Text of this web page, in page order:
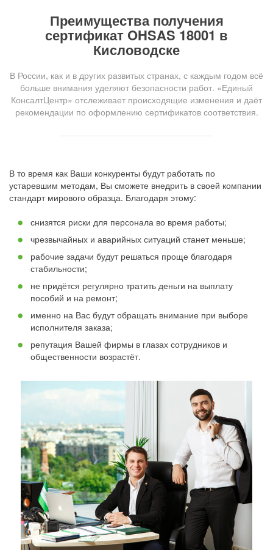
Преимущества получения
сертификат OHSAS 18001 в
Кисловодске
В России, как и в других развитых странах, с каждым годом всё
больше внимания уделяют безопасности работ. «Единый
КонсалтЦентр» отслеживает происходящие изменения и даёт
рекомендации по оформлению сертификатов соответствия.
В то время как Ваши конкуренты будут работать по
устаревшим методам, Вы сможете внедрить в своей компании
стандарт мирового образца. Благодаря этому:
снизятся риски для персонала во время работы;
чрезвычайных и аварийных ситуаций станет меньше;
рабочие задачи будут решаться проще благодаря
стабильности;
не придётся регулярно тратить деньги на выплату
пособий и на ремонт;
именно на Вас будут обращать внимание при выборе
исполнителя заказа;
репутация Вашей фирмы в глазах сотрудников и
общественности возрастёт.